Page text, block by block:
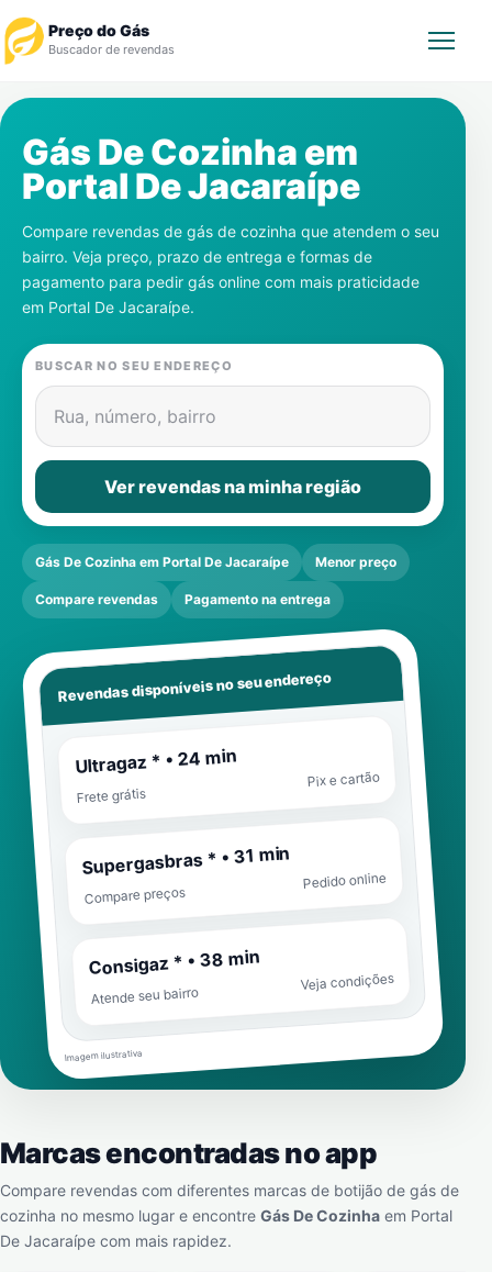
Preço do Gás
Buscador de revendas
Revendedor
Notícias
Cadastre-se
Gás
Contatos
Gás De Cozinha em
Portal De Jacaraípe
Compare revendas de gás de cozinha que atendem o seu
bairro. Veja preço, prazo de entrega e formas de
pagamento para pedir gás online com mais praticidade
em Portal De Jacaraípe.
BUSCAR NO SEU ENDEREÇO
Rua, número, bairro
Ver revendas na minha região
Gás De Cozinha em Portal De Jacaraípe Menor preço
Compare revendas Pagamento na entrega
Revendas disponíveis no seu endereço
Ultragaz * • 24 min
Frete grátis
Pix e cartão
Supergasbras * • 31 min
Compare preços
Pedido online
Consigaz * • 38 min
Atende seu bairro
Veja condições
Imagem ilustrativa
Marcas encontradas no app
Compare revendas com diferentes marcas de botijão de gás de
cozinha no mesmo lugar e encontre Gás De Cozinha em Portal
De Jacaraípe com mais rapidez.